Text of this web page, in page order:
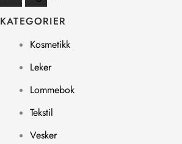
KATEGORIER
Kosmetikk
Leker
Lommebok
Tekstil
Vesker